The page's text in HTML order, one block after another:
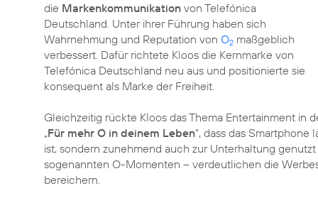
die Markenkommunikation von Telefónica
Deutschland. Unter ihrer Führung haben sich
Wahrnehmung und Reputation von O2 maßgeblich
verbessert. Dafür richtete Kloos die Kernmarke von
Telefónica Deutschland neu aus und positionierte sie
konsequent als Marke der Freiheit.
Gleichzeitig rückte Kloos das Thema Entertainment in
„Für mehr O in deinem Leben“, dass das
ist, sondern zunehmend auch zur Unterhaltung
sogenannten O-Momenten – verdeutlichen die
bereichern.